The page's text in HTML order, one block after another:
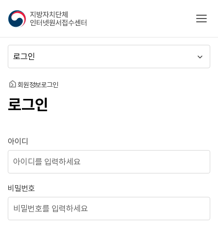
지
방
자
치
단
체
인
넷
접
수
센
모바
뉴
동
홈 회원정보로그인
로그인
로그인
아이디
비밀번호